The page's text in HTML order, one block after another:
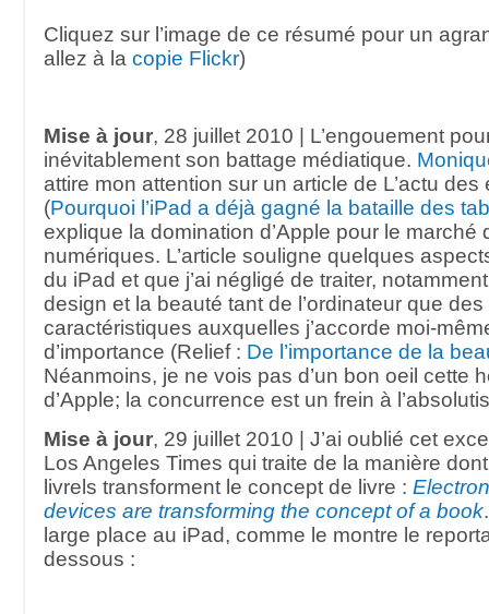
Cliquez sur l’image de ce résumé pour un
allez à la copie Flickr)
Mise à jour, 28 juillet 2010 | L’engouement
inévitablement son battage médiatique.
attire mon attention sur un article de L’actu des
(Pourquoi l’iPad a déjà gagné la bataille des
explique la domination d’Apple pour le marché
numériques. L’article souligne quelques
du iPad et que j’ai négligé de traiter,
design et la beauté tant de l’ordinateur que
caractéristiques auxquelles j’accorde moi-
d’importance (Relief : De l’importance de la
Néanmoins, je ne vois pas d’un bon oeil cette
d’Apple; la concurrence est un frein à
Mise à jour, 29 juillet 2010 | J’ai oublié cet
Los Angeles Times qui traite de la manière
livrels transforment le concept de livre :
devices are transforming the concept of a book
large place au iPad, comme le montre le
dessous :